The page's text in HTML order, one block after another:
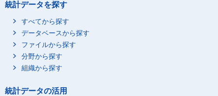
統計データを探す
すべてから探す
データベースから探す
ファイルから探す
分野から探す
組織から探す
統計データの活用